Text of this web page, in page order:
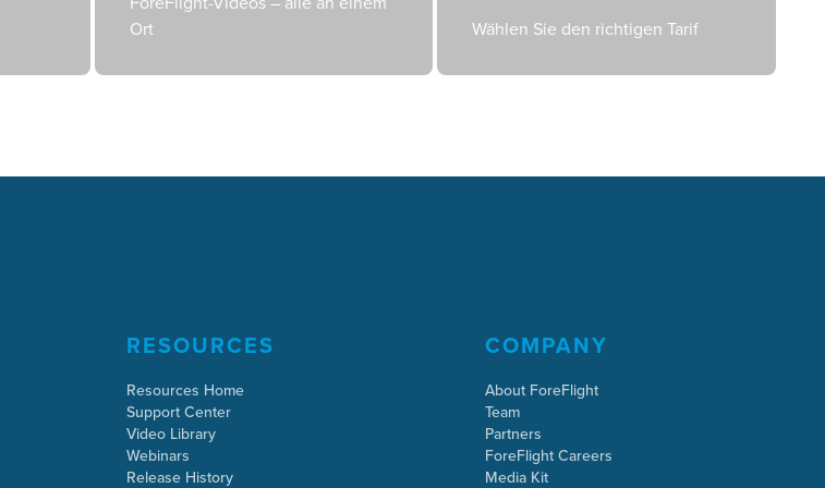
Ort
Wählen Sie den richtigen Tarif
RESOURCES
Resources Home
Support Center
Video Library
Webinars
Release History
COMPANY
About ForeFlight
Team
Partners
ForeFlight Careers
Media Kit